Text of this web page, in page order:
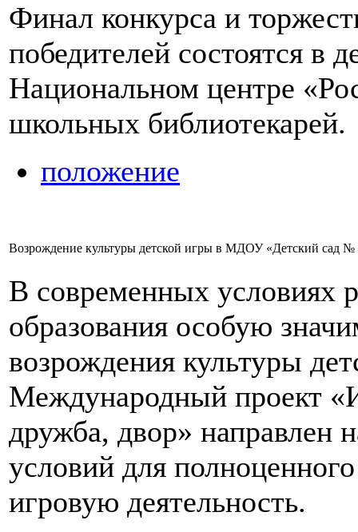
Финал конкурса и
победителей состоятся в
Национальном центре
школьных библиотекарей.
положение
Возрождение культуры детской игры в МДОУ «Детский сад
В современных условиях
образования особую
возрождения культуры
Международный проект
дружба, двор» направлен
условий для
игровую деятельность.